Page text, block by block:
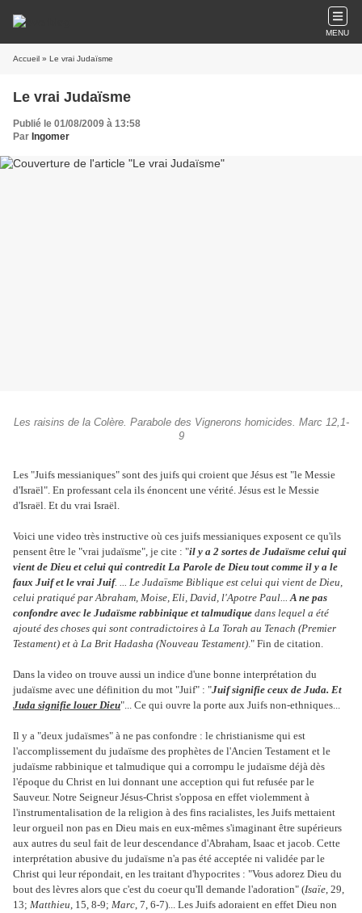
MENU
Accueil » Le vrai Judaïsme
Le vrai Judaïsme
Publié le 01/08/2009 à 13:58
Par Ingomer
Les raisins de la Colère. Parabole des Vignerons homicides. Marc 12,1-
9
Les "Juifs messianiques" sont des juifs qui croient que Jésus est "le Messie
d'Israël". En professant cela ils énoncent une vérité. Jésus est le Messie
d'Israël. Et du vrai Israël.
Voici une video très instructive où ces juifs messianiques exposent ce qu'ils
pensent être le "vrai judaïsme", je cite : "il y a 2 sortes de Judaïsme celui qui
vient de Dieu et celui qui contredit La Parole de Dieu tout comme il y a le
faux Juif et le vrai Juif. ... Le Judaïsme Biblique est celui qui vient de Dieu,
celui pratiqué par Abraham, Moise, Eli, David, l'Apotre Paul...A ne pas
confondre avec le Judaïsme rabbinique et talmudique dans lequel a été
ajouté des choses qui sont contradictoires à La Torah au Tenach (Premier
Testament) et à La Brit Hadasha (Nouveau Testament)." Fin de citation.
Dans la video on trouve aussi un indice d'une bonne interprétation du
judaïsme avec une définition du mot "Juif" : "Juif signifie ceux de Juda. Et
Juda signifie louer Dieu"... Ce qui ouvre la porte aux Juifs non-ethniques...
Il y a "deux judaïsmes" à ne pas confondre : le christianisme qui est
l'accomplissement du judaïsme des prophètes de l'Ancien Testament et le
judaïsme rabbinique et talmudique qui a corrompu le judaïsme déjà dès
l'époque du Christ en lui donnant une acception qui fut refusée par le
Sauveur. Notre Seigneur Jésus-Christ s'opposa en effet violemment à
l'instrumentalisation de la religion à des fins racialistes, les Juifs mettaient
leur orgueil non pas en Dieu mais en eux-mêmes s'imaginant être supérieurs
aux autres du seul fait de leur descendance d'Abraham, Isaac et jacob. Cette
interprétation abusive du judaïsme n'a pas été acceptée ni validée par le
Christ qui leur répondait, en les traitant d'hypocrites : "Vous adorez Dieu du
bout des lèvres alors que c'est du coeur qu'Il demande l'adoration" (Isaïe, 29,
13; Matthieu, 15, 8-9; Marc, 7, 6-7)... Les Juifs adoraient en effet Dieu non